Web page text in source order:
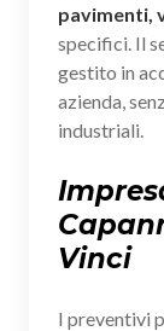
pavimenti,
specifici. Il
gestito in
azienda,
industriali.
Vinci
I preventivi